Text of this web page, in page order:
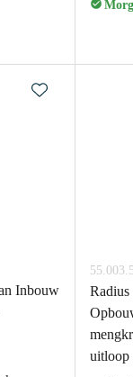
Inbouw
Radius
uitloop